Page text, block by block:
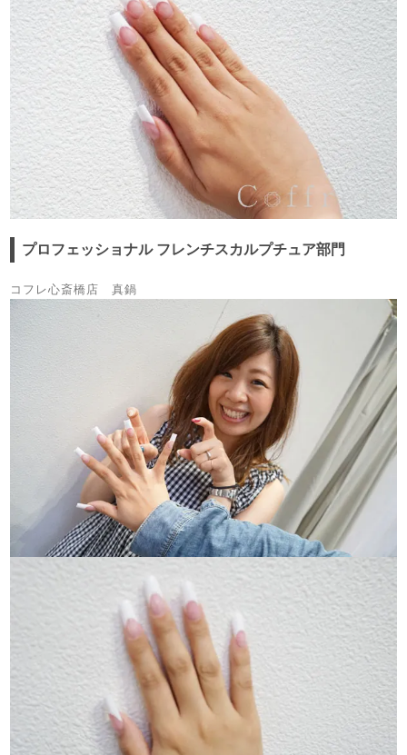
プロフェッショナル フレンチスカルプチュア部門
コフレ心斎橋店 真鍋